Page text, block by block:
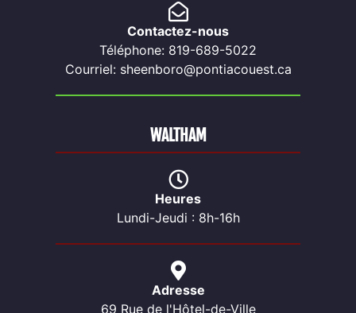
Contactez-nous
Téléphone: 819-689-5022
Courriel: sheenboro@pontiacouest.ca
Heures
Lundi-Jeudi : 8h-16h
Adresse
69 Rue de l'Hôtel-de-Ville
WALTHAM